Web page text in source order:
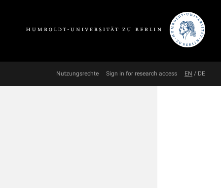
Nutzungsrechte Sign in for research access EN / DE